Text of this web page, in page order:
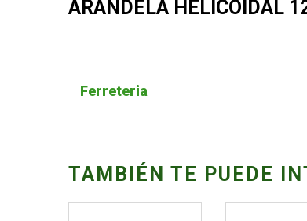
ARANDELA HELICOIDAL
Ferreteria
TAMBIÉN TE PUEDE